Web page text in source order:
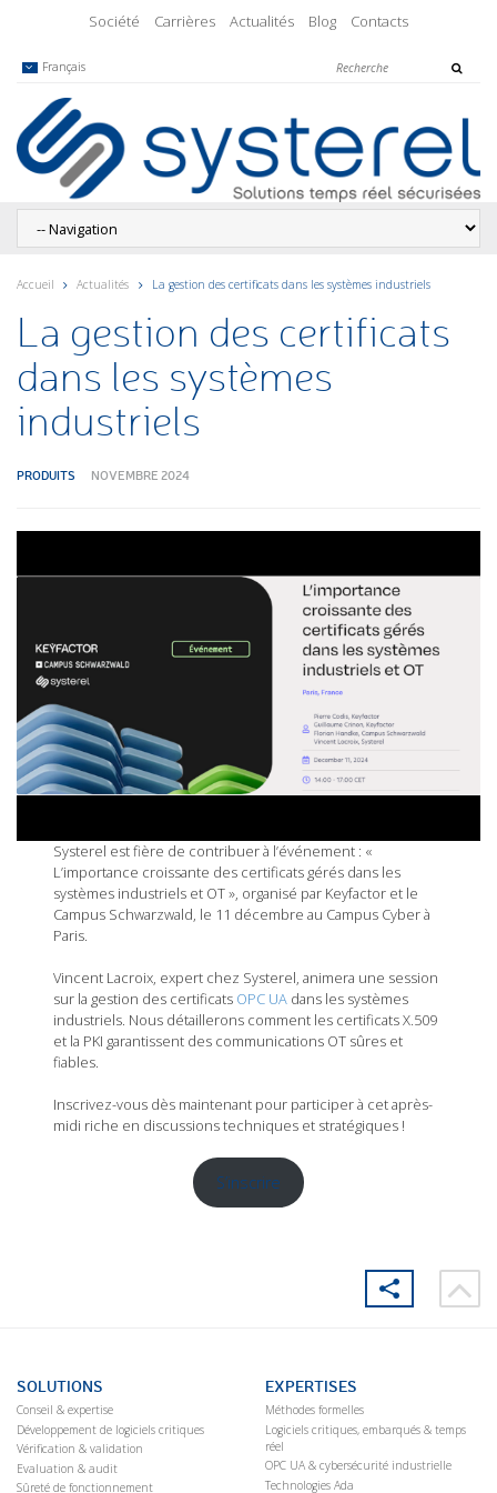
Société Carrières Actualités Blog Contacts
Français
Accueil Actualités La gestion des certificats dans les systèmes industriels
La gestion des certificats
dans les systèmes
industriels
PRODUITS NOVEMBRE 2024
Systerel est fière de contribuer à l’événement : «
L’importance croissante des certificats gérés dans les
systèmes industriels et OT », organisé par Keyfactor et le
Campus Schwarzwald, le 11 décembre au Campus Cyber à
Paris.
Vincent Lacroix, expert chez Systerel, animera une session
sur la gestion des certificats OPC UA dans les systèmes
industriels. Nous détaillerons comment les certificats X.509
et la PKI garantissent des communications OT sûres et
fiables.
Inscrivez-vous dès maintenant pour participer à cet après-
midi riche en discussions techniques et stratégiques !
S’inscrire
SOLUTIONS
Conseil & expertise
Développement de logiciels critiques
Vérification & validation
Evaluation & audit
Sûreté de fonctionnement
EXPERTISES
Méthodes formelles
Logiciels critiques, embarqués & temps
réel
OPC UA & cybersécurité industrielle
Technologies Ada